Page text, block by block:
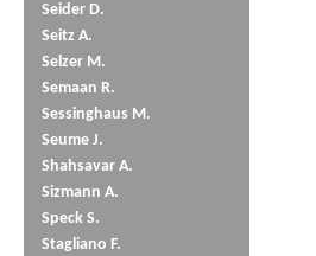
Seider D.
Seitz A.
Selzer M.
Semaan R.
Sessinghaus M.
Seume J.
Shahsavar A.
Sizmann A.
Speck S.
Stagliano F.